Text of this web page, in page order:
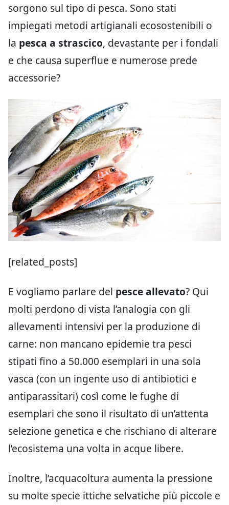
sorgono sul tipo di pesca. Sono stati
impiegati metodi artigianali ecosostenibili o
la pesca a strascico, devastante per i fondali
e che causa superflue e numerose prede
accessorie?
[related_posts]
E vogliamo parlare del pesce allevato? Qui
molti perdono di vista l’analogia con gli
allevamenti intensivi per la produzione di
carne: non mancano epidemie tra pesci
stipati fino a 50.000 esemplari in una sola
vasca (con un ingente uso di antibiotici e
antiparassitari) così come le fughe di
esemplari che sono il risultato di un’attenta
selezione genetica e che rischiano di alterare
l’ecosistema una volta in acque libere.
Inoltre, l’acquacoltura aumenta la pressione
su molte specie ittiche selvatiche più piccole e